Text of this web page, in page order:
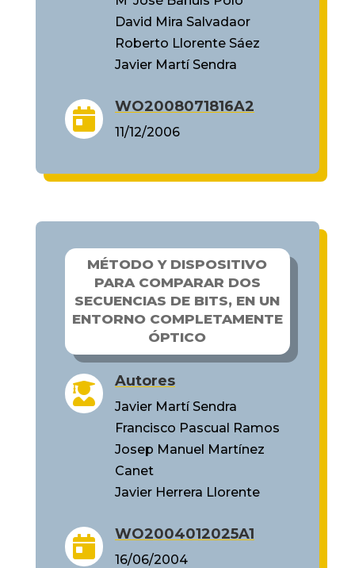
David Mira Salvadaor
Roberto Llorente Sáez
Javier Martí Sendra
 WO2008071816A2
11/12/2006
MÉTODO Y DISPOSITIVO
PARA COMPARAR DOS
SECUENCIAS DE BITS, EN UN
ENTORNO COMPLETAMENTE
ÓPTICO
 Autores
Javier Martí Sendra
Francisco Pascual Ramos
Josep Manuel Martínez
Canet
Javier Herrera Llorente
 WO2004012025A1
16/06/2004